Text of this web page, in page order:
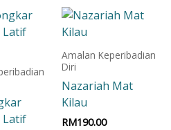
Latif
Amalan Keperibadian
Diri
Nazariah Mat
Kilau
RM190.00